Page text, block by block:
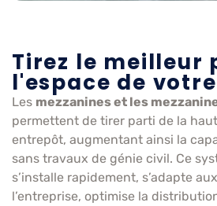
Tirez le meilleur
l'espace de
Les mezzanines et les
permettent de tirer parti de la
entrepôt, augmentant ainsi la
sans travaux de génie civil. Ce
s’installe rapidement, s’adapte
l’entreprise, optimise la